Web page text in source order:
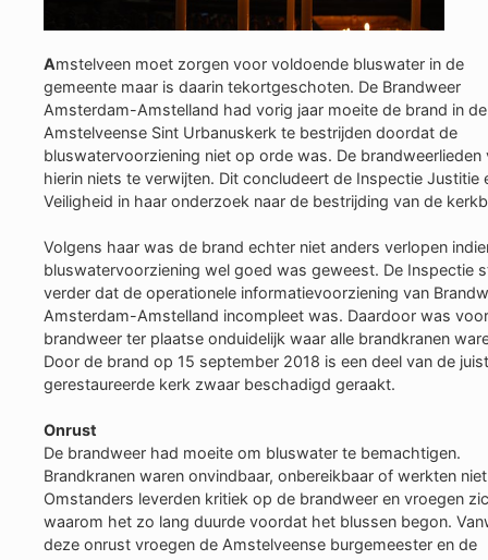
Amstelveen moet zorgen voor voldoende bluswater in de
gemeente maar is daarin tekortgeschoten. De Brandweer
Amsterdam-Amstelland had vorig jaar moeite de brand in de
Amstelveense Sint Urbanuskerk te bestrijden doordat de
bluswatervoorziening niet op orde was. De brandweerlieden
hierin niets te verwijten. Dit concludeert de Inspectie Justitie
Veiligheid in haar onderzoek naar de bestrijding van de
Volgens haar was de brand echter niet anders verlopen
bluswatervoorziening wel goed was geweest. De Inspectie
verder dat de operationele informatievoorziening van
Amsterdam-Amstelland incompleet was. Daardoor was
brandweer ter plaatse onduidelijk waar alle brandkranen
Door de brand op 15 september 2018 is een deel van de juist
gerestaureerde kerk zwaar beschadigd geraakt.
Onrust
De brandweer had moeite om bluswater te bemachtigen.
Brandkranen waren onvindbaar, onbereikbaar of werkten
Omstanders leverden kritiek op de brandweer en vroegen
waarom het zo lang duurde voordat het blussen begon.
deze onrust vroegen de Amstelveense burgemeester en de